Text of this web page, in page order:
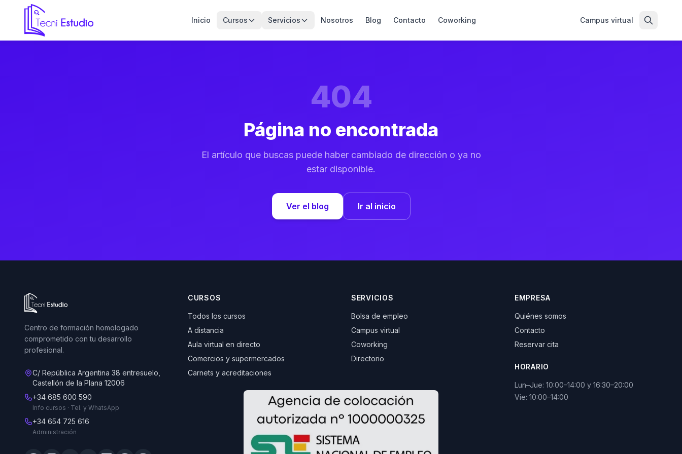
Ir a la página de inicio de Tecni Estudio
Inicio Cursos Servicios Nosotros Blog Contacto Coworking Campus virtual
404
Página no encontrada
El artículo que buscas puede haber cambiado de dirección o ya no
estar disponible.
Ver el blog Ir al inicio
Ir a la página de inicio de Tecni Estudio
Centro de formación homologado
comprometido con tu desarrollo
profesional.
C/ República Argentina 38 entresuelo,
Castellón de la Plana 12006
+34 685 600 590
Info cursos · Tel. y WhatsApp
+34 654 725 616
Administración
CURSOS
Todos los cursos
A distancia
Aula virtual en directo
Comercios y supermercados
Carnets y acreditaciones
SERVICIOS
Bolsa de empleo
Campus virtual
Coworking
Directorio
EMPRESA
Quiénes somos
Contacto
Reservar cita
HORARIO
Lun–Jue: 10:00–14:00 y 16:30–20:00
Vie: 10:00–14:00